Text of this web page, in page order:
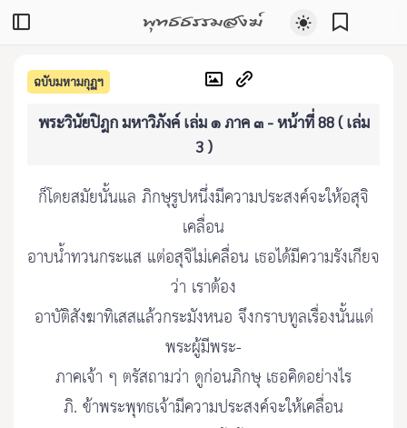
พุทธธรรมสงฆ์
ฉบับมหามกุฏฯ
พระวินัยปิฎก มหาวิภังค์ เล่ม ๑ ภาค ๓ - หน้าที่ 88 ( เล่ม
3 )
ก็โดยสมัยนั้นแล ภิกษุรูปหนึ่งมีความประสงค์จะให้อสุจิ
เคลื่อน
อาบน้ำทวนกระแส แต่อสุจิไม่เคลื่อน เธอได้มีความรังเกียจ
ว่า เราต้อง
อาบัติสังฆาทิเสสแล้วกระมังหนอ จึงกราบทูลเรื่องนั้นแด่
พระผู้มีพระ-
ภาคเจ้า ๆ ตรัสถามว่า ดูก่อนภิกษุ เธอคิดอย่างไร
ภิ. ข้าพระพุทธเจ้ามีความประสงค์จะให้เคลื่อน